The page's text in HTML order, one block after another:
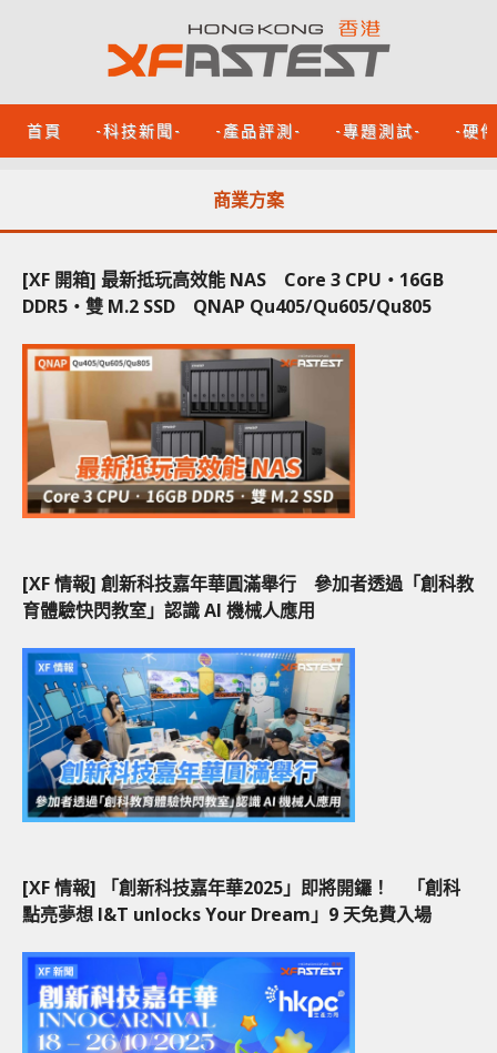
首頁 -科技新聞- -產品評測- -專題測試- -硬
商業方案
[XF 開箱] 最新抵玩高效能 NAS Core 3 CPU‧16GB
DDR5‧雙 M.2 SSD QNAP Qu405/Qu605/Qu805
[XF 情報] 創新科技嘉年華圓滿舉行 參加者透過「創科教
育體驗快閃教室」認識 AI 機械人應用
[XF 情報] 「創新科技嘉年華2025」即將開鑼！ 「創科
點亮夢想 I&T unlocks Your Dream」9 天免費入場